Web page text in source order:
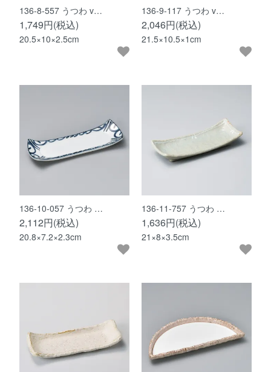
136-8-557 うつわ v…
1,749円(税込)
20.5×10×2.5cm
136-9-117 うつわ v…
2,046円(税込)
21.5×10.5×1cm
136-10-057 うつわ …
2,112円(税込)
20.8×7.2×2.3cm
136-11-757 うつわ …
1,636円(税込)
21×8×3.5cm